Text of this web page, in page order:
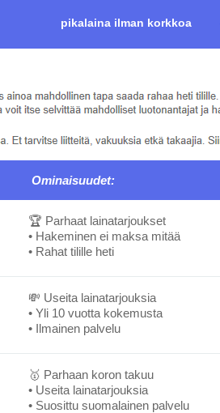
pikalaina ilman korkkoa
Ominaisuudet:
🏆 Parhaat lainatarjoukset
• Hakeminen ei maksa mitää
• Rahat tilille heti
💸 Useita lainatarjouksia
• Yli 10 vuotta kokemusta
• Ilmainen palvelu
🥇 Parhaan koron takuu
• Useita lainatarjouksia
• Suosittu suomalainen palvelu